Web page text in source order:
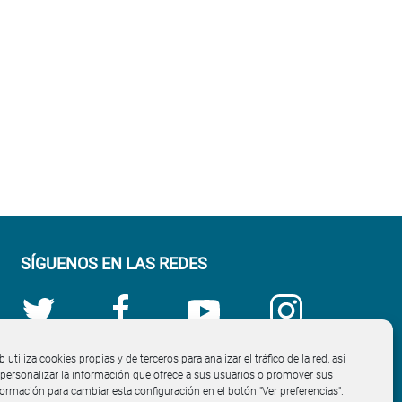
utiliza cookies propias y de terceros para analizar el tráfico de la red, así
la información que ofrece a sus usuarios o promover sus
para cambiar esta configuración en el botón "Ver preferencias".
SÍGUENOS EN LAS REDES